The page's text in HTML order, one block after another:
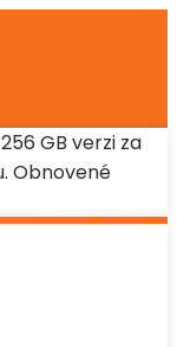
GB verzi za
Obnovené